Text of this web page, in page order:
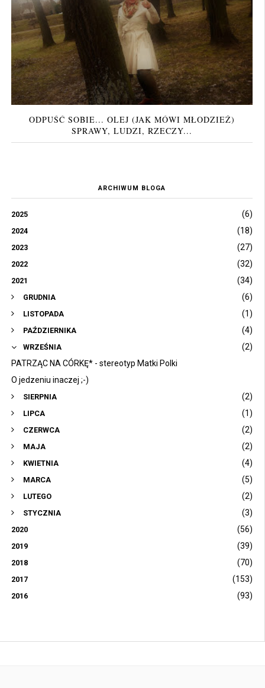
ODPUŚĆ SOBIE... OLEJ (JAK MÓWI MŁODZIEŻ)
SPRAWY, LUDZI, RZECZY...
ARCHIWUM BLOGA
2025 (6)
2024 (18)
2023 (27)
2022 (32)
2021 (34)
GRUDNIA (6)
LISTOPADA (1)
PAŹDZIERNIKA (4)
WRZEŚNIA
(2)
PATRZĄC NA CÓRKĘ* - stereotyp Matki Polki
O jedzeniu inaczej ;-)
SIERPNIA (2)
LIPCA (1)
CZERWCA (2)
MAJA (2)
KWIETNIA (4)
MARCA (5)
LUTEGO (2)
STYCZNIA (3)
2020 (56)
2019 (39)
2018 (70)
2017 (153)
2016 (93)